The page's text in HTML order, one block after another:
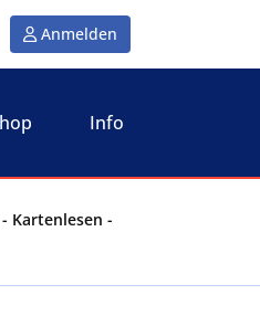
Anmelden
Info
Kartenlesen -